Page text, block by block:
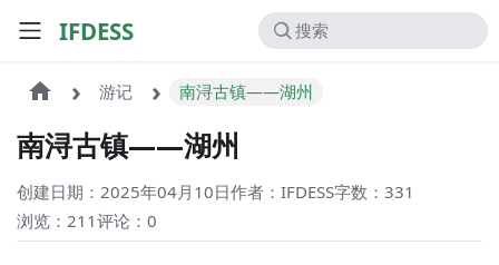
IFDESS
游记 南浔古镇——湖州
南浔古镇——湖州
创建日期：2025年04月10日作者：IFDESS字数：331
浏览：211评论：0